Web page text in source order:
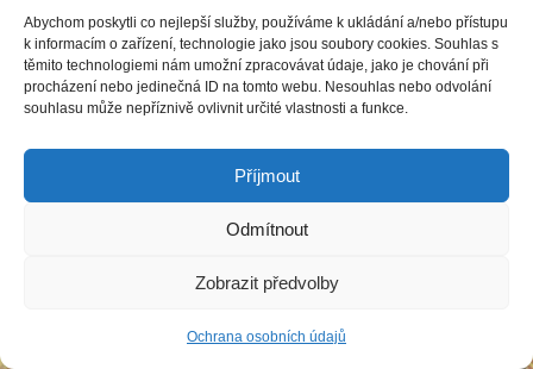
Abychom poskytli co nejlepší služby, používáme k ukládání a/nebo přístupu
k informacím o zařízení, technologie jako jsou soubory cookies. Souhlas s
těmito technologiemi nám umožní zpracovávat údaje, jako je chování při
procházení nebo jedinečná ID na tomto webu. Nesouhlas nebo odvolání
souhlasu může nepříznivě ovlivnit určité vlastnosti a funkce.
Příjmout
Odmítnout
Zobrazit předvolby
Ochrana osobních údajů
na to, že celé dva dlouhé měsíce neuvidí Sebastiana,
zatraceně pohledného frajera, kterého má ale plné zuby.
Copyright © Weiron Dynamics, s.r.o. |Tvorba webových stráneka
SEO